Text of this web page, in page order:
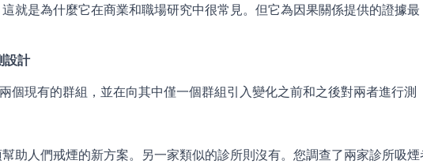
就是為什麼它在商業和職場研究中很常見。但它為因果關係提供的證據最
設計
個現有的群組，並在向其中僅一個群組引入變化之前和之後對兩者進行測
助人們戒煙的新方案。另一家類似的診所則沒有。您調查了兩家診所吸煙